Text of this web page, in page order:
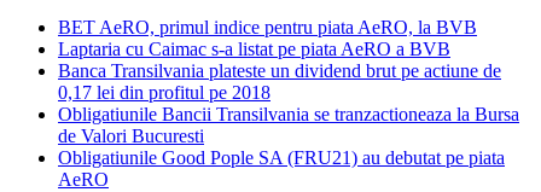
BET AeRO, primul indice pentru piata AeRO, la BVB
Laptaria cu Caimac s-a listat pe piata AeRO a BVB
Banca Transilvania plateste un dividend brut pe actiune de
0,17 lei din profitul pe 2018
Obligatiunile Bancii Transilvania se tranzactioneaza la Bursa
de Valori Bucuresti
Obligatiunile Good Pople SA (FRU21) au debutat pe piata
AeRO